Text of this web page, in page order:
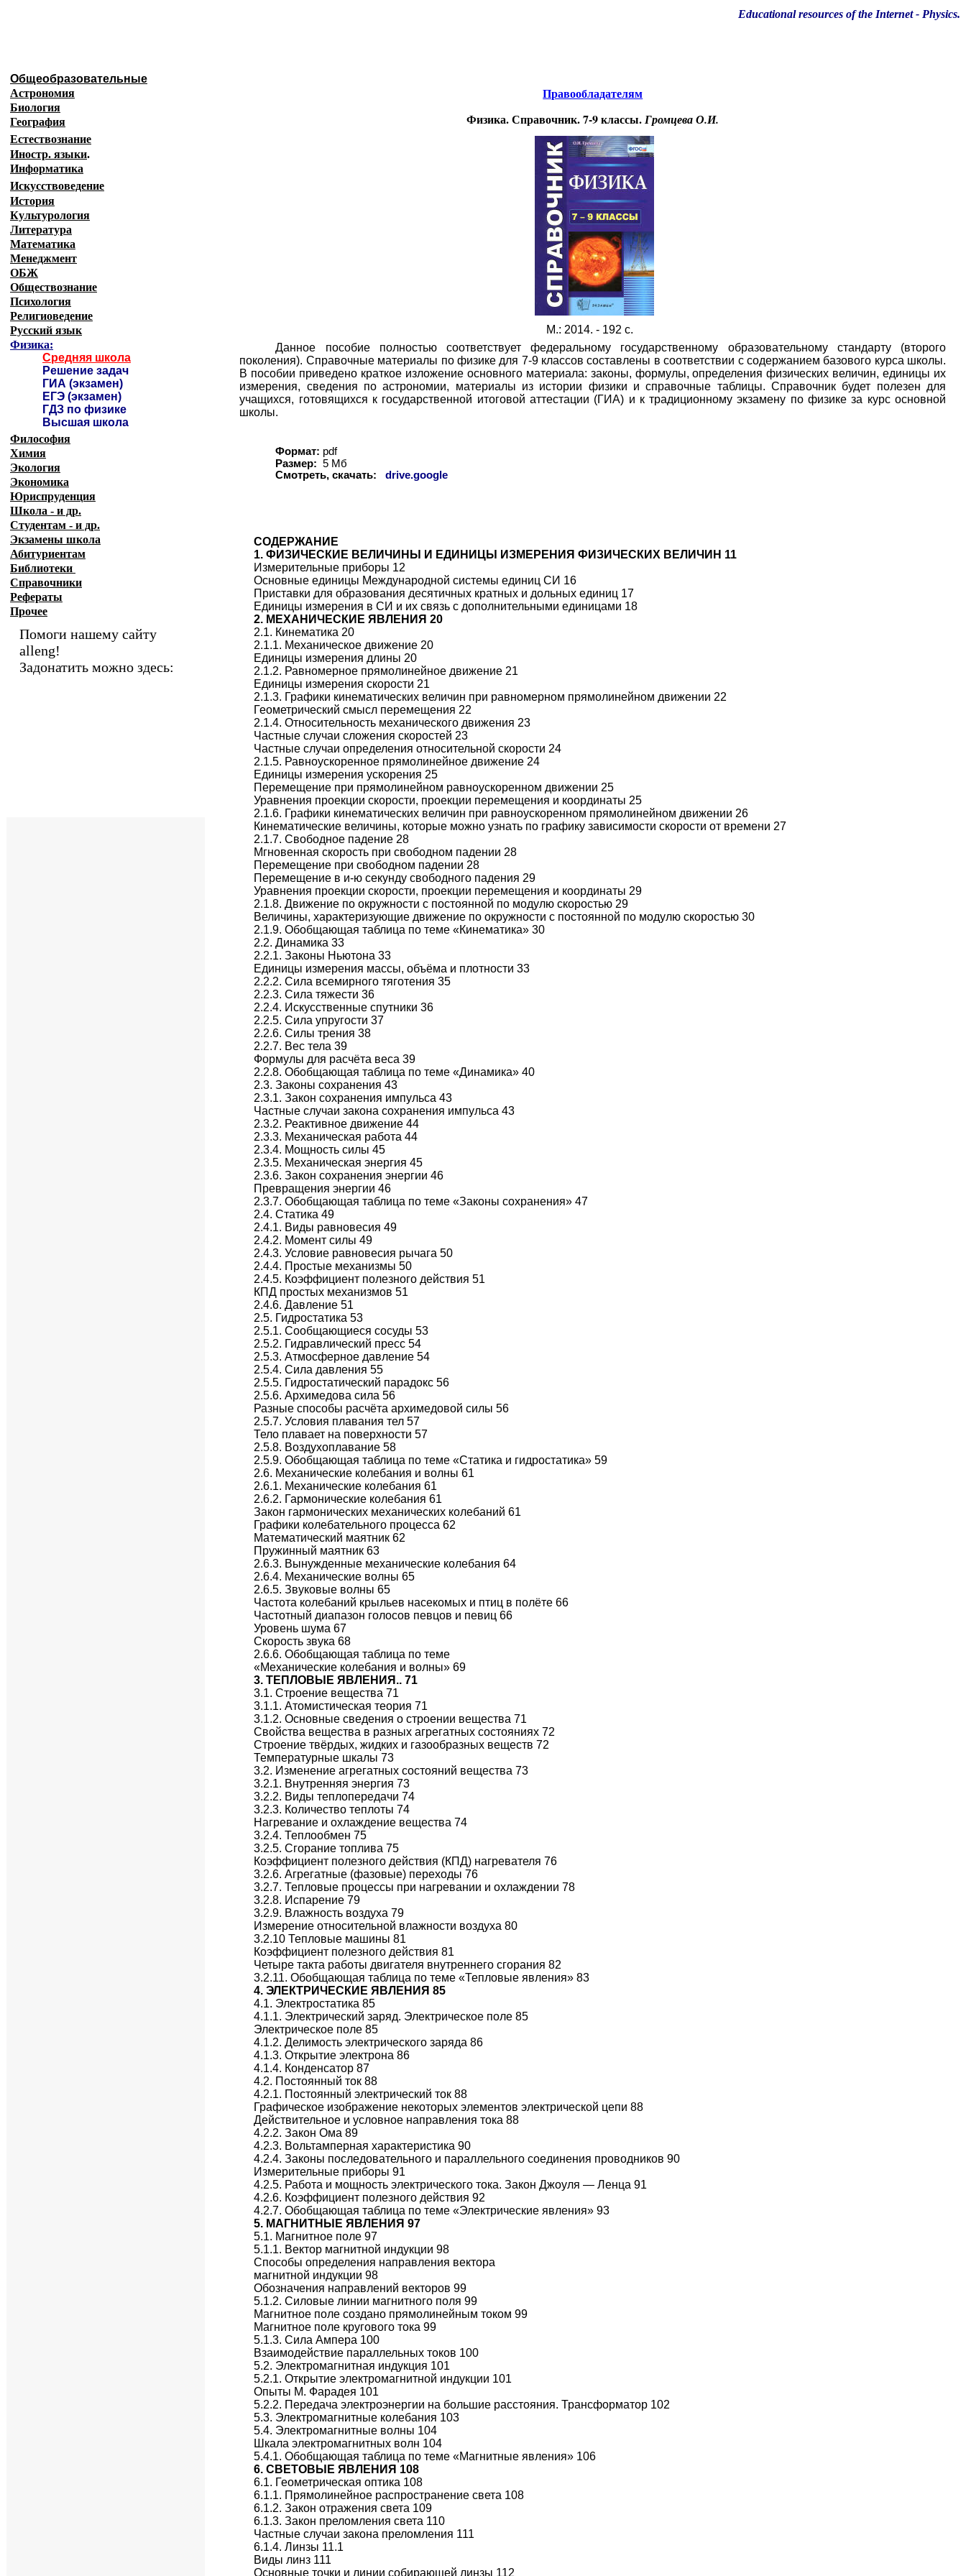
Educational resources of the Internet- Physics.
Правообладателям
Физика. Справочник. 7-9 классы.Громцева О.И.
М.: 2014. - 192 с.
Данное пособие полностью соответствует федеральному государственному образовательному стандарту (второго
поколения). Справочные материалы по физике для 7-9 классов составлены в соответствии с содержанием базового курса школы.
В пособии приведено краткое изложение основного материала: законы, формулы, определения физических величин, единицы их
измерения, сведения по астрономии, материалы из истории физики и справочные таблицы. Справочник будет полезен для
учащихся, готовящихся к государственной итоговой аттестации (ГИА) и к традиционному экзамену по физике за курс основной
школы.
Формат: pdf
Размер: 5 Мб
Смотреть, скачать:
drive.google
СОДЕРЖАНИЕ
1. ФИЗИЧЕСКИЕ ВЕЛИЧИНЫ И ЕДИНИЦЫ ИЗМЕРЕНИЯ ФИЗИЧЕСКИХ ВЕЛИЧИН 11
Измерительные приборы 12
Основные единицы Международной системы единиц СИ 16
Приставки для образования десятичных кратных и дольных единиц 17
Единицы измерения в СИ и их связь с дополнительными единицами 18
2. МЕХАНИЧЕСКИЕ ЯВЛЕНИЯ 20
2.1. Кинематика 20
2.1.1. Механическое движение 20
Единицы измерения длины 20
2.1.2. Равномерное прямолинейное движение 21
Единицы измерения скорости 21
2.1.3. Графики кинематических величин при равномерном прямолинейном движении 22
Геометрический смысл перемещения 22
2.1.4. Относительность механического движения 23
Частные случаи сложения скоростей 23
Частные случаи определения относительной скорости 24
2.1.5. Равноускоренное прямолинейное движение 24
Единицы измерения ускорения 25
Перемещение при прямолинейном равноускоренном движении 25
Уравнения проекции скорости, проекции перемещения и координаты 25
2.1.6. Графики кинематических величин при равноускоренном прямолинейном движении 26
Кинематические величины, которые можно узнать по графику зависимости скорости от времени 27
2.1.7. Свободное падение 28
Мгновенная скорость при свободном падении 28
Перемещение при свободном падении 28
Перемещение в и-ю секунду свободного падения 29
Уравнения проекции скорости, проекции перемещения и координаты 29
2.1.8. Движение по окружности с постоянной по модулю скоростью 29
Величины, характеризующие движение по окружности с постоянной по модулю скоростью 30
2.1.9. Обобщающая таблица по теме «Кинематика» 30
2.2. Динамика 33
2.2.1. Законы Ньютона 33
Единицы измерения массы, объёма и плотности 33
2.2.2. Сила всемирного тяготения 35
2.2.3. Сила тяжести 36
2.2.4. Искусственные спутники 36
2.2.5. Сила упругости 37
2.2.6. Силы трения 38
2.2.7. Вес тела 39
Формулы для расчёта веса 39
2.2.8. Обобщающая таблица по теме «Динамика» 40
2.3. Законы сохранения 43
2.3.1. Закон сохранения импульса 43
Частные случаи закона сохранения импульса 43
2.3.2. Реактивное движение 44
2.3.3. Механическая работа 44
2.3.4. Мощность силы 45
2.3.5. Механическая энергия 45
2.3.6. Закон сохранения энергии 46
Превращения энергии 46
2.3.7. Обобщающая таблица по теме «Законы сохранения» 47
2.4. Статика 49
2.4.1. Виды равновесия 49
2.4.2. Момент силы 49
2.4.3. Условие равновесия рычага 50
2.4.4. Простые механизмы 50
2.4.5. Коэффициент полезного действия 51
КПД простых механизмов 51
2.4.6. Давление 51
2.5. Гидростатика 53
2.5.1. Сообщающиеся сосуды 53
2.5.2. Гидравлический пресс 54
2.5.3. Атмосферное давление 54
2.5.4. Сила давления 55
2.5.5. Гидростатический парадокс 56
2.5.6. Архимедова сила 56
Разные способы расчёта архимедовой силы 56
2.5.7. Условия плавания тел 57
Тело плавает на поверхности 57
2.5.8. Воздухоплавание 58
2.5.9. Обобщающая таблица по теме «Статика и гидростатика» 59
2.6. Механические колебания и волны 61
2.6.1. Механические колебания 61
2.6.2. Гармонические колебания 61
Закон гармонических механических колебаний 61
Графики колебательного процесса 62
Математический маятник 62
Пружинный маятник 63
2.6.3. Вынужденные механические колебания 64
2.6.4. Механические волны 65
2.6.5. Звуковые волны 65
Частота колебаний крыльев насекомых и птиц в полёте 66
Частотный диапазон голосов певцов и певиц 66
Уровень шума 67
Скорость звука 68
2.6.6. Обобщающая таблица по теме
«Механические колебания и волны» 69
3. ТЕПЛОВЫЕ ЯВЛЕНИЯ.. 71
3.1. Строение вещества 71
3.1.1. Атомистическая теория 71
3.1.2. Основные сведения о строении вещества 71
Свойства вещества в разных агрегатных состояниях 72
Строение твёрдых, жидких и газообразных веществ 72
Температурные шкалы 73
3.2. Изменение агрегатных состояний вещества 73
3.2.1. Внутренняя энергия 73
3.2.2. Виды теплопередачи 74
3.2.3. Количество теплоты 74
Нагревание и охлаждение вещества 74
3.2.4. Теплообмен 75
3.2.5. Сгорание топлива 75
Коэффициент полезного действия (КПД) нагревателя 76
3.2.6. Агрегатные (фазовые) переходы 76
3.2.7. Тепловые процессы при нагревании и охлаждении 78
3.2.8. Испарение 79
3.2.9. Влажность воздуха 79
Измерение относительной влажности воздуха 80
3.2.10 Тепловые машины 81
Коэффициент полезного действия 81
Четыре такта работы двигателя внутреннего сгорания 82
3.2.11. Обобщающая таблица по теме «Тепловые явления» 83
4. ЭЛЕКТРИЧЕСКИЕ ЯВЛЕНИЯ 85
4.1. Электростатика 85
4.1.1. Электрический заряд. Электрическое поле 85
Электрическое поле 85
4.1.2. Делимость электрического заряда 86
4.1.3. Открытие электрона 86
4.1.4. Конденсатор 87
4.2. Постоянный ток 88
4.2.1. Постоянный электрический ток 88
Графическое изображение некоторых элементов электрической цепи 88
Действительное и условное направления тока 88
4.2.2. Закон Ома 89
4.2.3. Вольтамперная характеристика 90
4.2.4. Законы последовательного и параллельного соединения проводников 90
Измерительные приборы 91
4.2.5. Работа и мощность электрического тока. Закон Джоуля — Ленца 91
4.2.6. Коэффициент полезного действия 92
4.2.7. Обобщающая таблица по теме «Электрические явления» 93
5. МАГНИТНЫЕ ЯВЛЕНИЯ 97
5.1. Магнитное поле 97
5.1.1. Вектор магнитной индукции 98
Способы определения направления вектора
магнитной индукции 98
Обозначения направлений векторов 99
5.1.2. Силовые линии магнитного поля 99
Магнитное поле создано прямолинейным током 99
Магнитное поле кругового тока 99
5.1.3. Сила Ампера 100
Взаимодействие параллельных токов 100
5.2. Электромагнитная индукция 101
5.2.1. Открытие электромагнитной индукции 101
Опыты М. Фарадея 101
5.2.2. Передача электроэнергии на большие расстояния. Трансформатор 102
5.3. Электромагнитные колебания 103
5.4. Электромагнитные волны 104
Шкала электромагнитных волн 104
5.4.1. Обобщающая таблица по теме «Магнитные явления» 106
6. СВЕТОВЫЕ ЯВЛЕНИЯ 108
6.1. Геометрическая оптика 108
6.1.1. Прямолинейное распространение света 108
6.1.2. Закон отражения света 109
6.1.3. Закон преломления света 110
Частные случаи закона преломления 111
6.1.4. Линзы 11.1
Виды линз 111
Основные точки и линии собирающей линзы 112
Общеобразовательные
Астрономия
Биология
География
Естествознание
Иностр. языки.
Информатика
Искусствоведение
История
Культурология
Литература
Математика
Менеджмент
ОБЖ
Обществознание
Психология
Религиоведение
Русский язык
Физика:
Средняя школа
Решение задач
ГИА (экзамен)
ЕГЭ (экзамен)
ГДЗ по физике
Высшая школа
Философия
Химия
Экология
Экономика
Юриспруденция
Школа - и др.
Студентам - и др.
Экзамены школа
Абитуриентам
Библиотеки
Справочники
Рефераты
Прочее
Помоги нашему сайту
alleng!
Задонатить можно здесь: